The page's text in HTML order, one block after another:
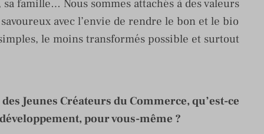
famille… Nous sommes attachés à des valeurs
avec l’envie de rendre le bon et le bio
le moins transformés possible et surtout
Jeunes Créateurs du Commerce, qu’est-ce
pour vous-même ?